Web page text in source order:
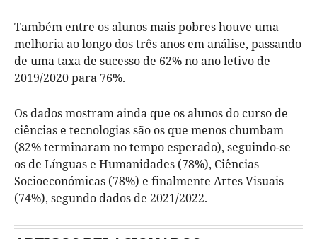
Também entre os alunos mais pobres houve uma
melhoria ao longo dos três anos em análise, passando
de uma taxa de sucesso de 62% no ano letivo de
2019/2020 para 76%.
Os dados mostram ainda que os alunos do curso de
ciências e tecnologias são os que menos chumbam
(82% terminaram no tempo esperado), seguindo-se
os de Línguas e Humanidades (78%), Ciências
Socioeconómicas (78%) e finalmente Artes Visuais
(74%), segundo dados de 2021/2022.